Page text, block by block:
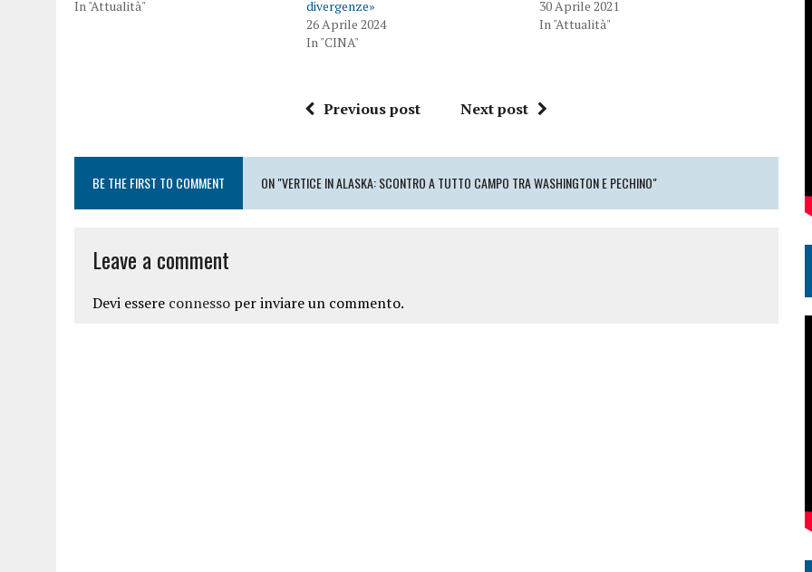
In "Attualità"
divergenze»
26 Aprile 2024
In "CINA"
30 Aprile 2021
In "Attualità"
Previous post Next post
BE THE FIRST TO COMMENT ON "VERTICE IN ALASKA: SCONTRO A TUTTO CAMPO TRA WASHINGTON E PECHINO"
Leave a comment
Devi essere connesso per inviare un commento.